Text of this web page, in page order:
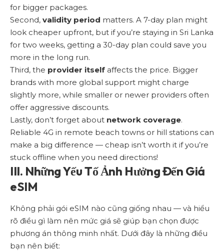
for bigger packages.
Second, validity period matters. A 7-day plan might
look cheaper upfront, but if you’re staying in Sri Lanka
for two weeks, getting a 30-day plan could save you
more in the long run.
Third, the provider itself affects the price. Bigger
brands with more global support might charge
slightly more, while smaller or newer providers often
offer aggressive discounts.
Lastly, don’t forget about network coverage.
Reliable 4G in remote beach towns or hill stations can
make a big difference — cheap isn’t worth it if you’re
stuck offline when you need directions!
III. Những Yếu Tố Ảnh Hưởng Đến Giá
eSIM
Không phải gói eSIM nào cũng giống nhau — và hiểu
rõ điều gì làm nên mức giá sẽ giúp bạn chọn được
phương án thông minh nhất. Dưới đây là những điều
bạn nên biết: